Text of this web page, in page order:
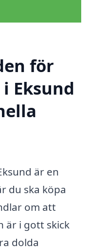
för
Eksund
är en
du ska köpa
om att
är i gott skick
dolda